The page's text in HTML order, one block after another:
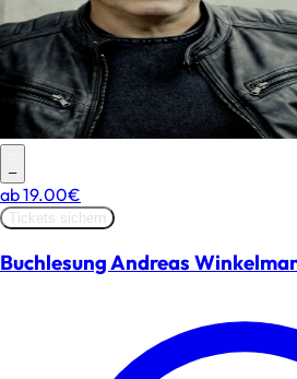
–
ab19.00€
Tickets sichern
Buchlesung Andreas